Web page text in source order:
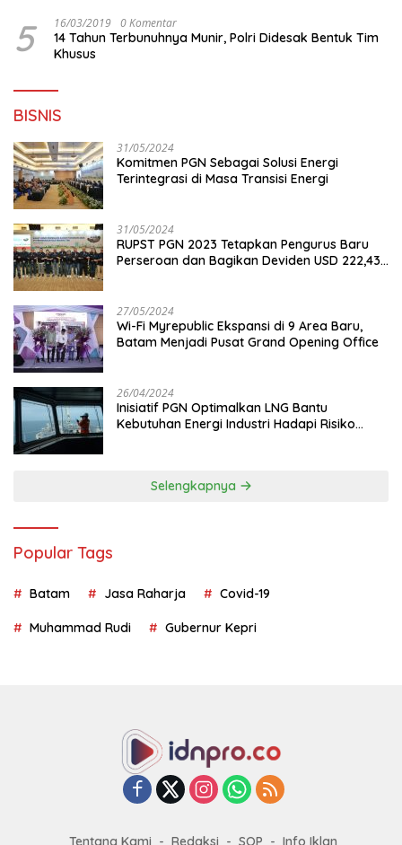
5 16/03/2019 0 Komentar
14 Tahun Terbunuhnya Munir, Polri Didesak Bentuk Tim
Khusus
BISNIS
31/05/2024
Komitmen PGN Sebagai Solusi Energi
Terintegrasi di Masa Transisi Energi
31/05/2024
RUPST PGN 2023 Tetapkan Pengurus Baru
Perseroan dan Bagikan Deviden USD 222,43
27/05/2024
Wi-Fi Myrepublic Ekspansi di 9 Area Baru,
Batam Menjadi Pusat Grand Opening Office
26/04/2024
Inisiatif PGN Optimalkan LNG Bantu
Kebutuhan Energi Industri Hadapi Risiko
Selengkapnya
Popular Tags
Batam Jasa Raharja Covid-19
Muhammad Rudi Gubernur Kepri
Tentang Kami Redaksi SOP Info Iklan